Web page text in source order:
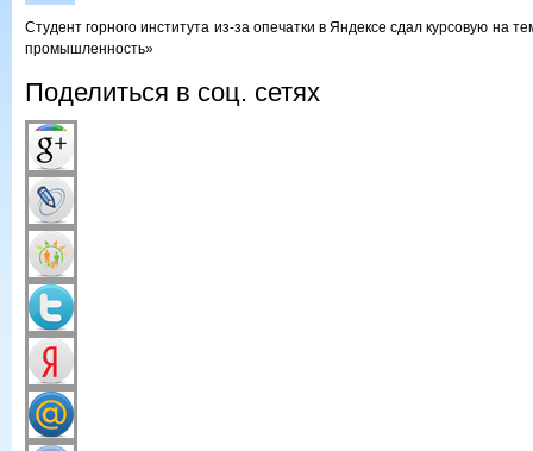
Студент горного института из-за опечатки в Яндексе сдал курсовую на
промышленность»
Поделиться в соц. сетях